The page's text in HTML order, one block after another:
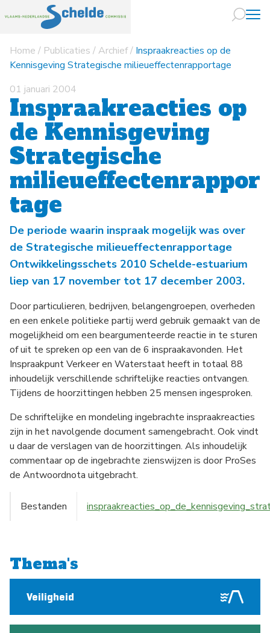
Naar
Home / Publicaties /Archief/ Inspraakreacties op de
Kennisgeving Strategische milieueffectenrapportage
01 januari 2004
Inspraakreacties op
de Kennisgeving
Strategische
milieueffectenrappor
tage
De periode waarin inspraak mogelijk was over
de Strategische milieueffectenrapportage
Ontwikkelingsschets 2010 Schelde-estuarium
liep van 17 november tot 17 december 2003.
Door particulieren, bedrijven, belangengroepen, overheden
en een enkele politieke partij werd gebruik gemaakt van de
mogelijkheid om een beargumenteerde reactie in te sturen
of uit te spreken op een van de 6 inspraakavonden. Het
Inspraakpunt Verkeer en Waterstaat heeft in totaal 88
inhoudelijk verschillende schriftelijke reacties ontvangen.
Tijdens de hoorzittingen hebben 25 mensen ingesproken.
De schriftelijke en mondeling ingebrachte inspraakreacties
zijn in het navolgende document samengebracht. Ook vindt
u daar de verslagen van de hoorzittingen. Als inhoudelijk
commentaar op de ingebrachte zienswijzen is door ProSes
de Antwoordnota uitgebracht.
Bestanden
Thema's
Veiligheid